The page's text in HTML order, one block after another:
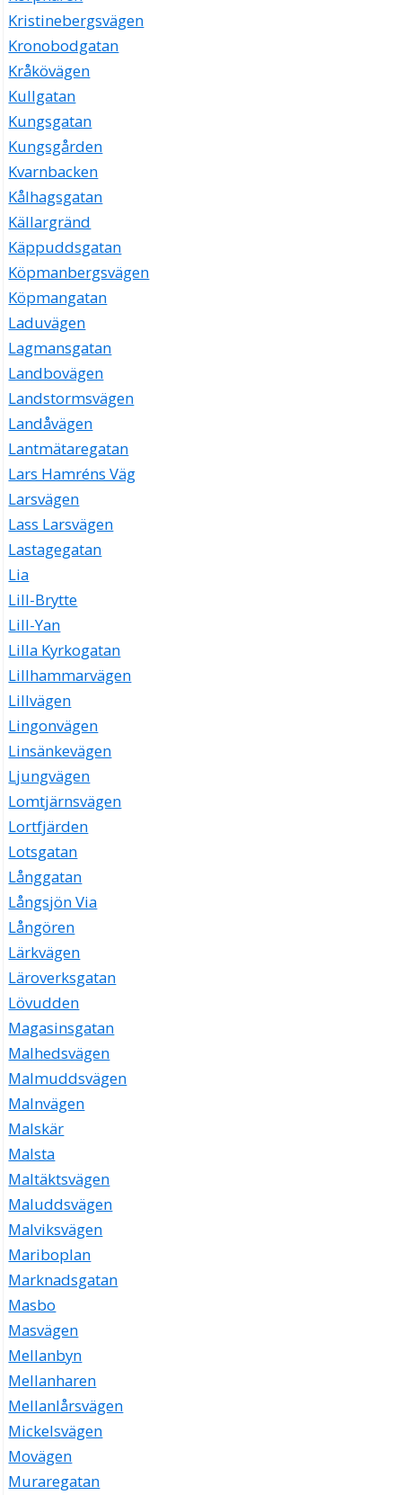
Kristinebergsvägen
Kronobodgatan
Kråkövägen
Kullgatan
Kungsgatan
Kungsgården
Kvarnbacken
Kålhagsgatan
Källargränd
Käppuddsgatan
Köpmanbergsvägen
Köpmangatan
Laduvägen
Lagmansgatan
Landbovägen
Landstormsvägen
Landåvägen
Lantmätaregatan
Lars Hamréns Väg
Larsvägen
Lass Larsvägen
Lastagegatan
Lia
Lill-Brytte
Lill-Yan
Lilla Kyrkogatan
Lillhammarvägen
Lillvägen
Lingonvägen
Linsänkevägen
Ljungvägen
Lomtjärnsvägen
Lortfjärden
Lotsgatan
Långgatan
Långsjön Via
Långören
Lärkvägen
Läroverksgatan
Lövudden
Magasinsgatan
Malhedsvägen
Malmuddsvägen
Malnvägen
Malskär
Malsta
Maltäktsvägen
Maluddsvägen
Malviksvägen
Mariboplan
Marknadsgatan
Masbo
Masvägen
Mellanbyn
Mellanharen
Mellanlårsvägen
Mickelsvägen
Movägen
Muraregatan